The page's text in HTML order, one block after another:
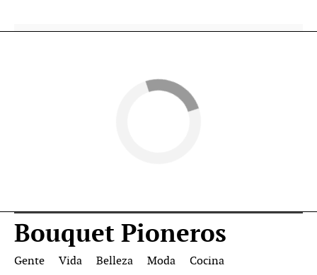
Bouquet Pioneros
Gente Vida Belleza Moda Cocina